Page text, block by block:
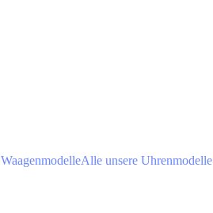
Alle unsere Uhrenmodelle